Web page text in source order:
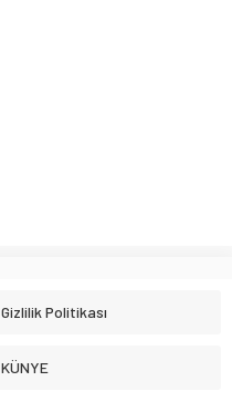
Gizlilik Politikası
KÜNYE